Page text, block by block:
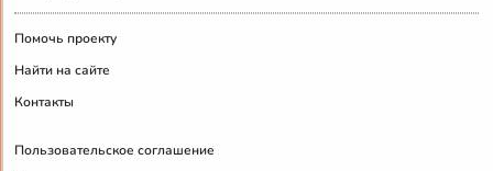
Помочь проекту
Найти на сайте
Контакты
Пользовательское соглашение